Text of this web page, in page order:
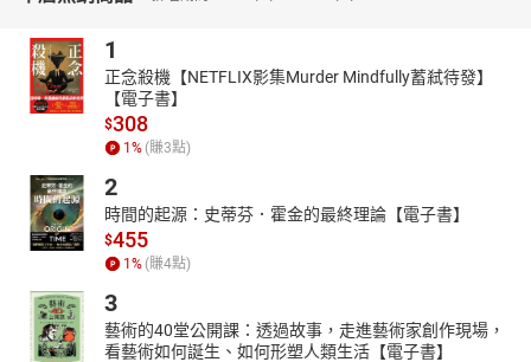
1
正念殺機【NETFLIX影集Murder Mindfully蓄弒待發】
【電子書】
$308
1% (賺3點)
2
時間的起源：史蒂芬．霍金的最終理論【電子書】
$455
1% (賺4點)
3
藝術的40堂公開課：透過故事，走進藝術家創作現場，
看藝術如何誕生、如何形塑人類生活【電子書】